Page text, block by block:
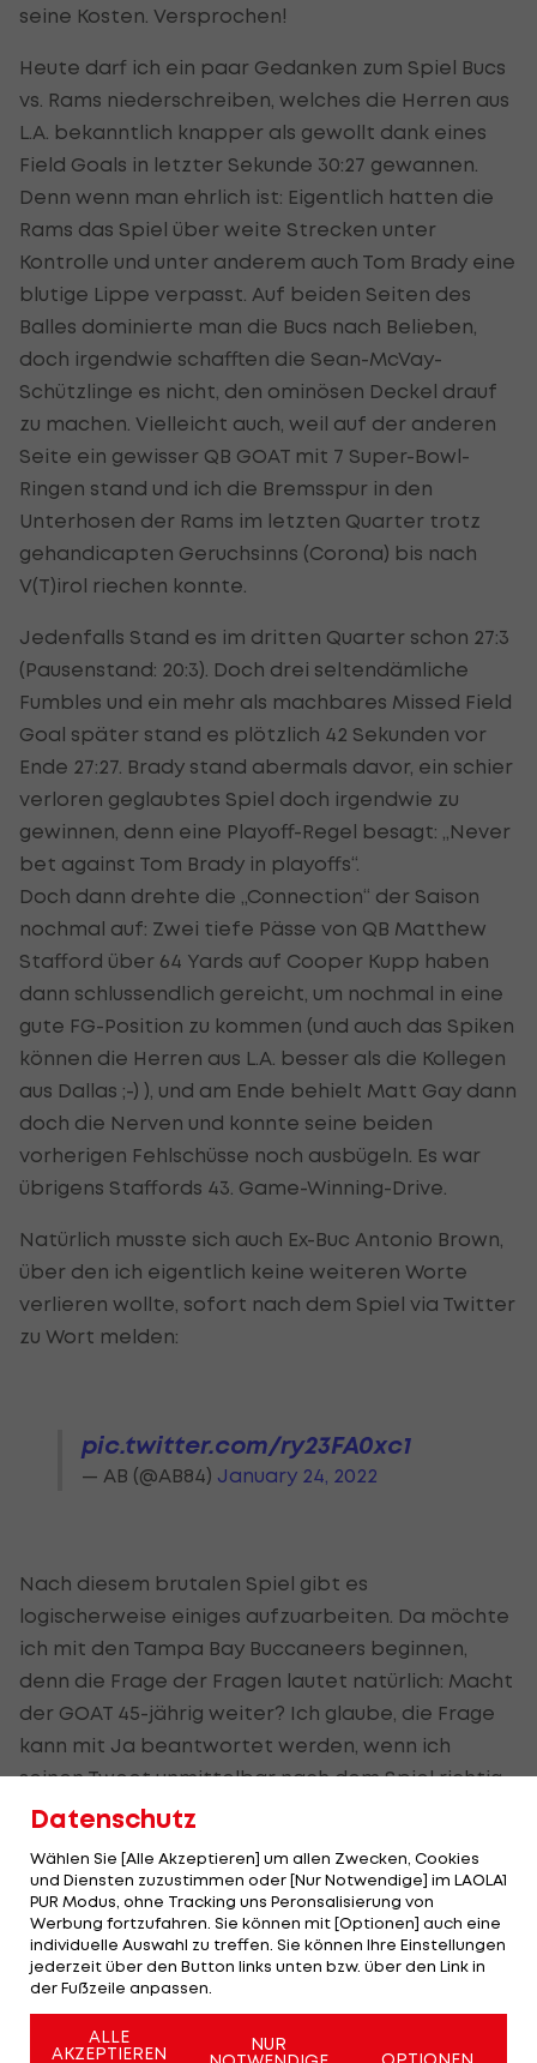
seine Kosten. Versprochen!
Heute darf ich ein paar Gedanken zum Spiel Bucs
vs. Rams niederschreiben, welches die Herren aus
L.A. bekanntlich knapper als gewollt dank eines
Field Goals in letzter Sekunde 30:27 gewannen.
Denn wenn man ehrlich ist: Eigentlich hatten die
Rams das Spiel über weite Strecken unter
Kontrolle und unter anderem auch Tom Brady eine
blutige Lippe verpasst. Auf beiden Seiten des
Balles dominierte man die Bucs nach Belieben,
doch irgendwie schafften die Sean-McVay-
Schützlinge es nicht, den ominösen Deckel drauf
zu machen. Vielleicht auch, weil auf der anderen
Seite ein gewisser QB GOAT mit 7 Super-Bowl-
Ringen stand und ich die Bremsspur in den
Unterhosen der Rams im letzten Quarter trotz
gehandicapten Geruchsinns (Corona) bis nach
V(T)irol riechen konnte.
Jedenfalls Stand es im dritten Quarter schon 27:3
(Pausenstand: 20:3). Doch drei seltendämliche
Fumbles und ein mehr als machbares Missed Field
Goal später stand es plötzlich 42 Sekunden vor
Ende 27:27. Brady stand abermals davor, ein schier
verloren geglaubtes Spiel doch irgendwie zu
gewinnen, denn eine Playoff-Regel besagt: „Never
bet against Tom Brady in playoffs“.
Doch dann drehte die „Connection“ der Saison
nochmal auf: Zwei tiefe Pässe von QB Matthew
Stafford über 64 Yards auf Cooper Kupp haben
dann schlussendlich gereicht, um nochmal in eine
gute FG-Position zu kommen (und auch das Spiken
können die Herren aus L.A. besser als die Kollegen
aus Dallas ;-) ), und am Ende behielt Matt Gay dann
doch die Nerven und konnte seine beiden
vorherigen Fehlschüsse noch ausbügeln. Es war
übrigens Staffords 43. Game-Winning-Drive.
Natürlich musste sich auch Ex-Buc Antonio Brown,
über den ich eigentlich keine weiteren Worte
verlieren wollte, sofort nach dem Spiel via Twitter
zu Wort melden:
pic.twitter.com/ry23FA0xc1
— AB (@AB84) January 24, 2022
Nach diesem brutalen Spiel gibt es
logischerweise einiges aufzuarbeiten. Da möchte
ich mit den Tampa Bay Buccaneers beginnen,
denn die Frage der Fragen lautet natürlich: Macht
der GOAT 45-jährig weiter? Ich glaube, die Frage
kann mit Ja beantwortet werden, wenn ich
seinen Tweet unmittelbar nach dem Spiel richtig
deute:
You win or you learn.
There are no failures, only
lessons. When you fall you need
to pick yourself up with greater
Datenschutz
Wählen Sie [Alle Akzeptieren] um allen Zwecken, Cookies
und Diensten zuzustimmen oder [Nur Notwendige] im LAOLA1
PUR Modus, ohne Tracking uns Peronsalisierung von
Werbung fortzufahren. Sie können mit [Optionen] auch eine
individuelle Auswahl zu treffen. Sie können Ihre Einstellungen
jederzeit über den Button links unten bzw. über den Link in
der Fußzeile anpassen.
ALLE
AKZEPTIEREN
NUR
OPTIONEN